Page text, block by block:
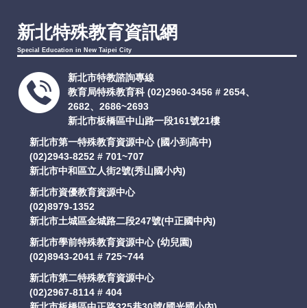
支持服務
活動訊息
IEP
新北特殊教育資訊網
Special Education in New Taipei City
新北市特教諮詢專線
教育局特殊教育科 (02)2960-3456 # 2654、
2682、2686~2693
新北市板橋區中山路一段161號21樓
新北市第一特殊教育資源中心 (國小到高中)
(02)2943-8252 # 701~707
新北市中和區立人街2號(秀山國小內)
新北市資優教育資源中心
(02)8979-1352
新北市土城區金城路二段247號(中正國中內)
新北市學前特殊教育資源中心 (幼兒園)
(02)8943-2041 # 725~744
新北市第二特殊教育資源中心
(02)2967-8114 # 404